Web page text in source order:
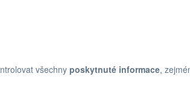
všechnyposkytnuté informace,